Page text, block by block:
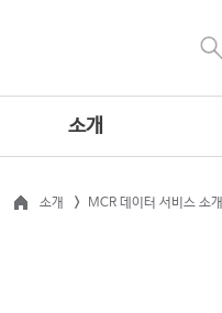
소개
소개 MCR 데이터 서비스 소개